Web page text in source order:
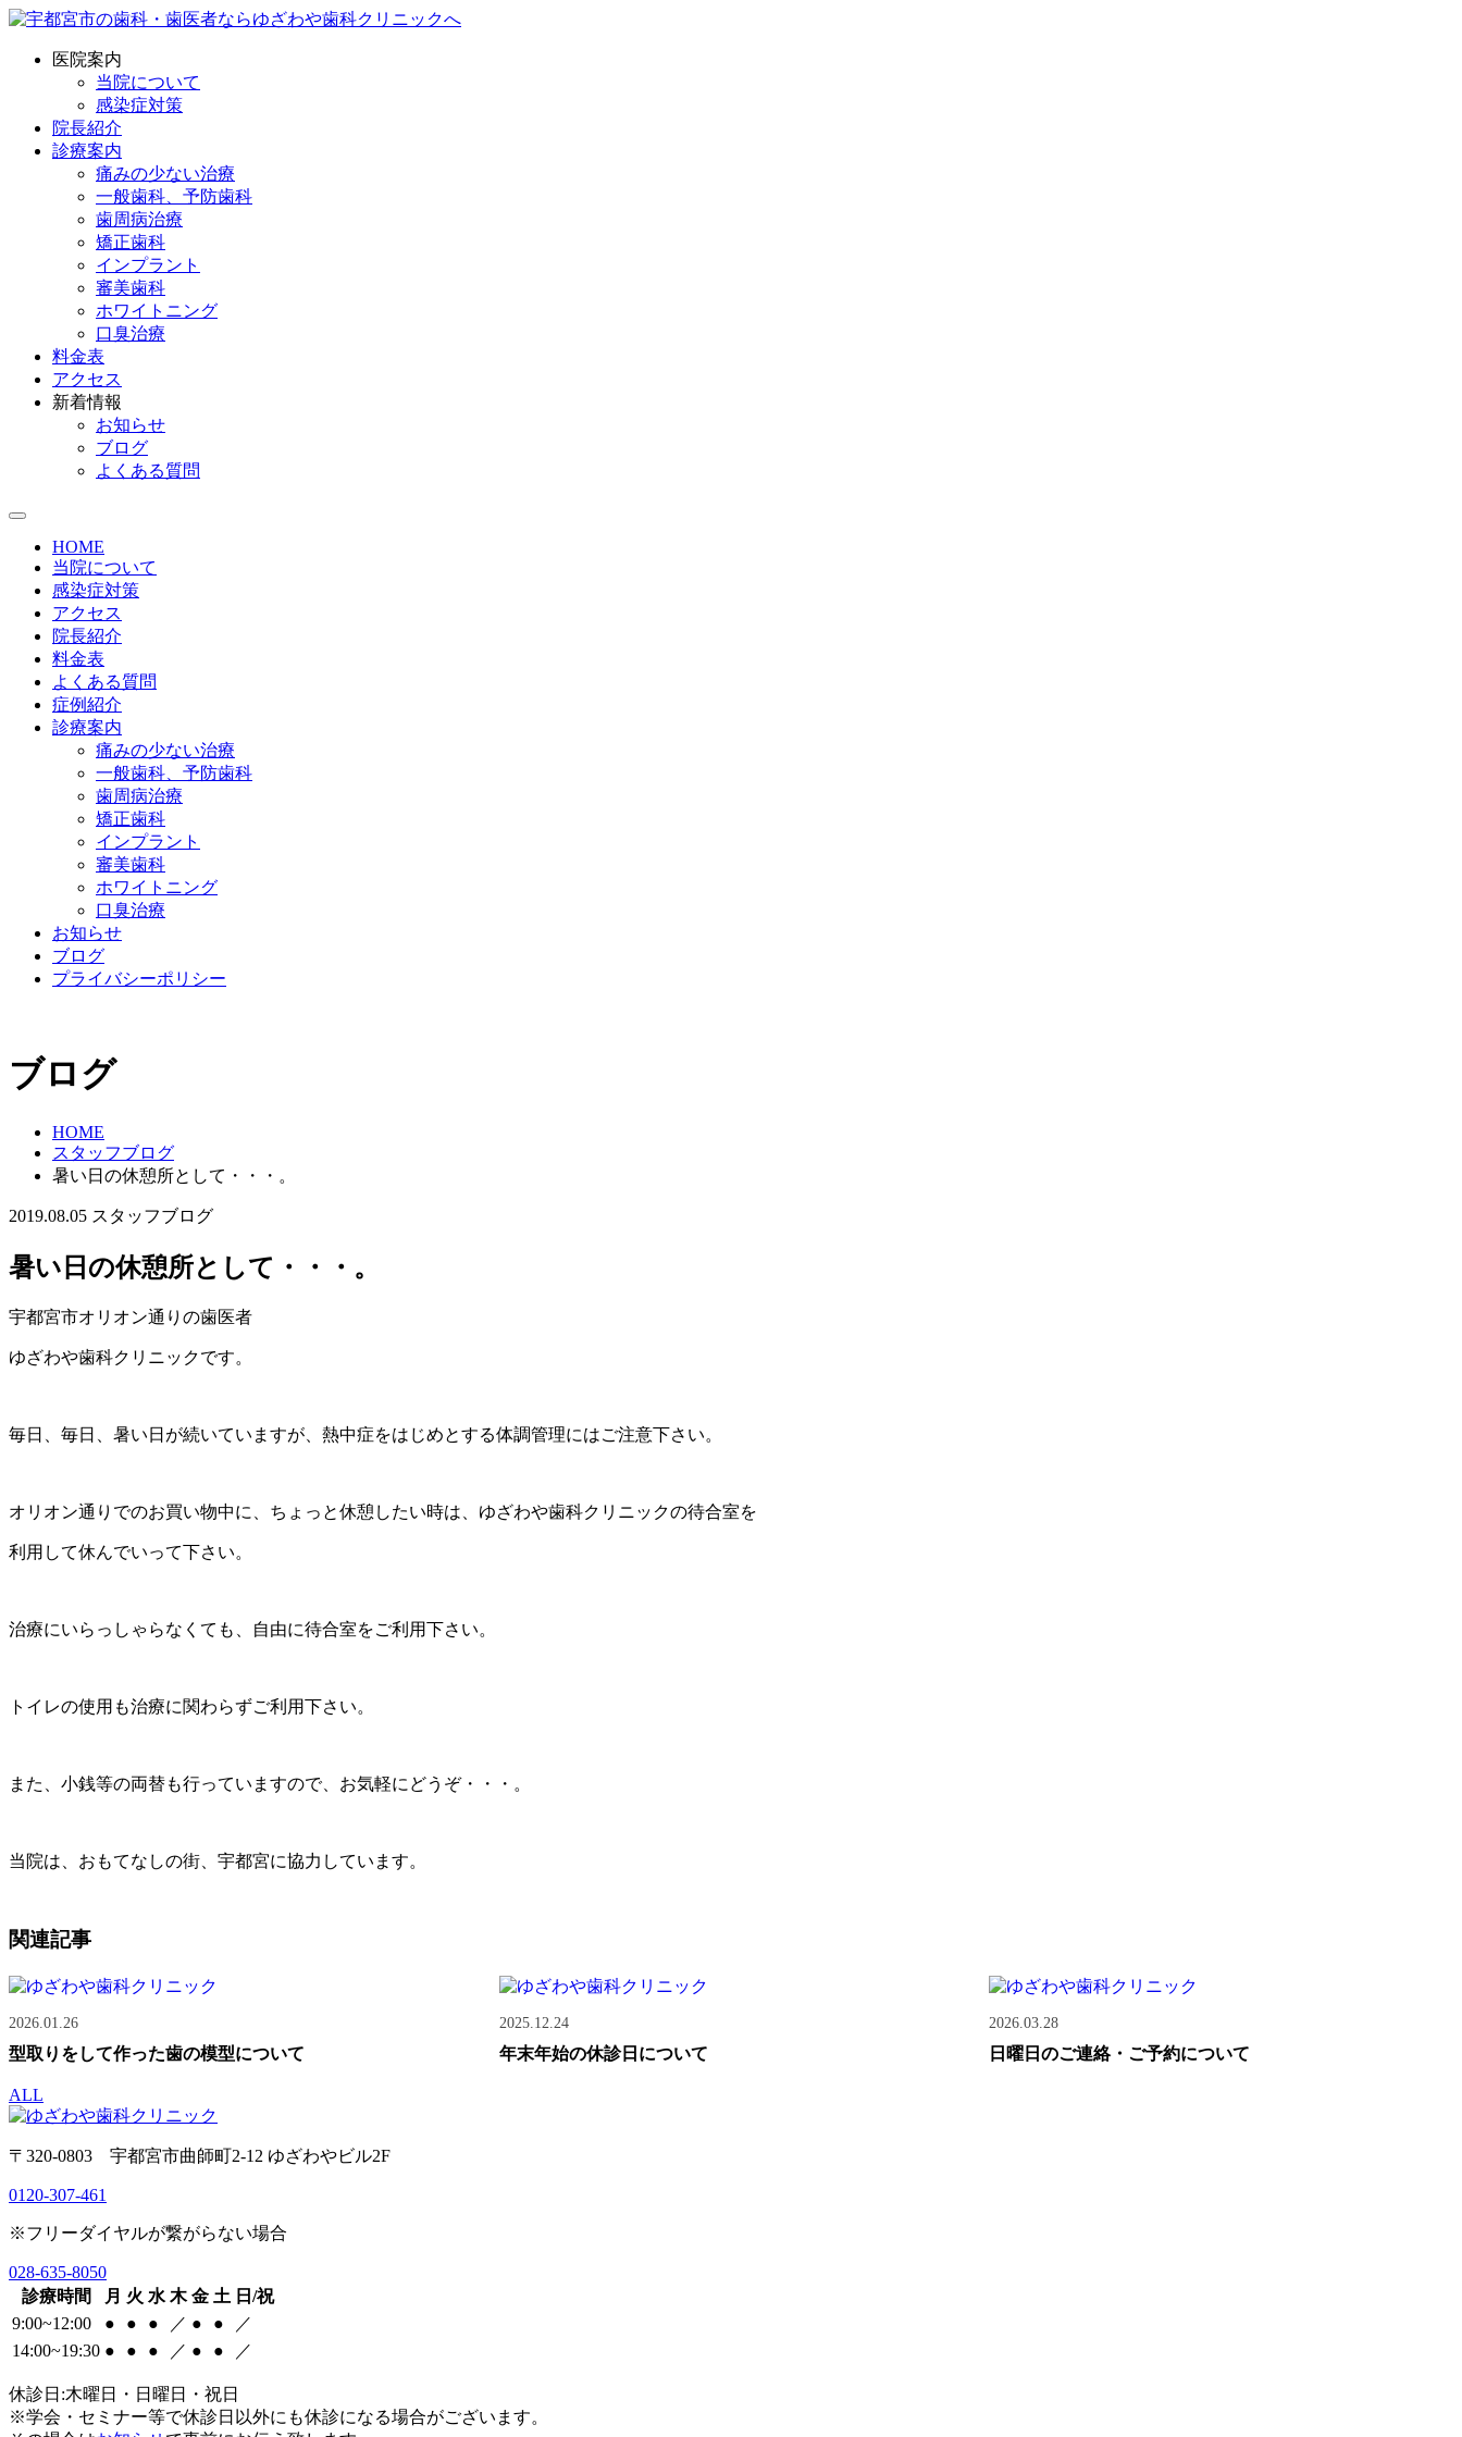
医院案内
当院について
感染症対策
院長紹介
診療案内
痛みの少ない治療
一般歯科、予防歯科
歯周病治療
矯正歯科
インプラント
審美歯科
ホワイトニング
口臭治療
料金表
アクセス
新着情報
お知らせ
ブログ
よくある質問
HOME
当院について
感染症対策
アクセス
院長紹介
料金表
よくある質問
症例紹介
診療案内
痛みの少ない治療
一般歯科、予防歯科
歯周病治療
矯正歯科
インプラント
審美歯科
ホワイトニング
口臭治療
お知らせ
ブログ
プライバシーポリシー
ブログ
HOME
スタッフブログ
暑い日の休憩所として・・・。
2019.08.05 スタッフブログ
暑い日の休憩所として・・・。
宇都宮市オリオン通りの歯医者
ゆざわや歯科クリニックです。
毎日、毎日、暑い日が続いていますが、熱中症をはじめとする体調管理にはご注意下さい。
オリオン通りでのお買い物中に、ちょっと休憩したい時は、ゆざわや歯科クリニックの待合室を
利用して休んでいって下さい。
治療にいらっしゃらなくても、自由に待合室をご利用下さい。
トイレの使用も治療に関わらずご利用下さい。
また、小銭等の両替も行っていますので、お気軽にどうぞ・・・。
当院は、おもてなしの街、宇都宮に協力しています。
関連記事
2026.01.26
型取りをして作った歯の模型について
2025.12.24
年末年始の休診日について
2026.03.28
日曜日のご連絡・ご予約について
ALL
〒320-0803 宇都宮市曲師町2-12 ゆざわやビル2F
0120-307-461
※フリーダイヤルが繋がらない場合
028-635-8050
診療時間
月 火 水 木 金 土 日/祝
9:00~12:00
● ● ● ／ ● ●
／
14:00~19:30 ● ● ● ／ ● ● ／
休診日:木曜日・日曜日・祝日
※学会・セミナー等で休診日以外にも休診になる場合がございます。